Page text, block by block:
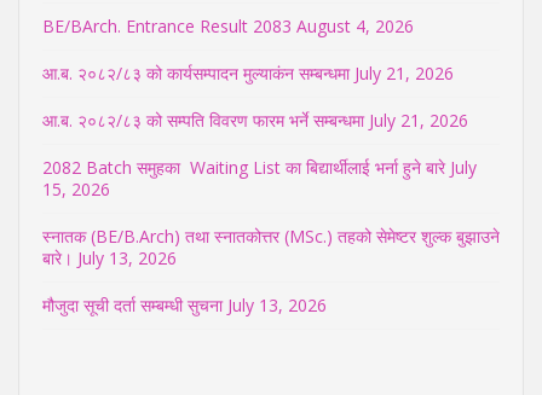
BE/BArch. Entrance Result 2083 August 4, 2026
आ.ब. २०८२/८३ को कार्यसम्पादन मुल्याकंन सम्बन्धमा July 21, 2026
आ.ब. २०८२/८३ को सम्पति विवरण फारम भर्ने सम्बन्धमा July 21, 2026
2082 Batch समुहका Waiting List का बिद्यार्थीलाई भर्ना हुने बारे July
15, 2026
स्नातक (BE/B.Arch) तथा स्नातकोत्तर (MSc.) तहको सेमेष्टर शुल्क बुझाउने
बारे। July 13, 2026
मौजुदा सूची दर्ता सम्बम्धी सुचना July 13, 2026